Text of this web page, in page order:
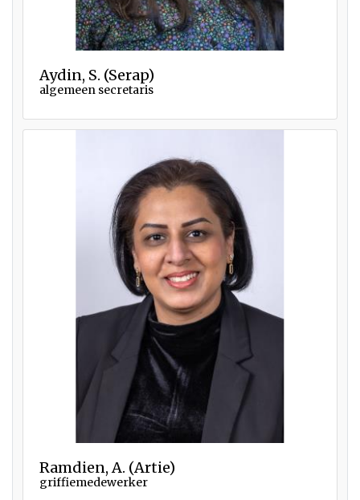
Aydin, S. (Serap)
algemeen secretaris
Ramdien, A. (Artie)
griffiemedewerker